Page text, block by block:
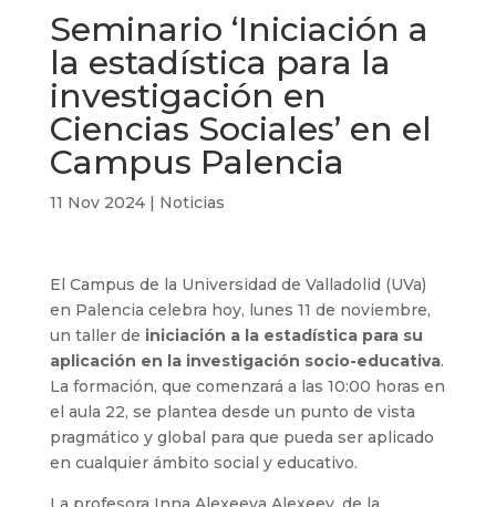
Seminario ‘Iniciación a
la estadística para la
investigación en
Ciencias Sociales’ en el
Campus Palencia
11 Nov 2024| Noticias
El Campus de la Universidad de Valladolid (UVa)
en Palencia celebra hoy, lunes 11 de noviembre,
un taller de iniciación a la estadística para su
aplicación en la investigación socio-educativa.
La formación, que comenzará a las 10:00 horas en
el aula 22, se plantea desde un punto de vista
pragmático y global para que pueda ser aplicado
en cualquier ámbito social y educativo.